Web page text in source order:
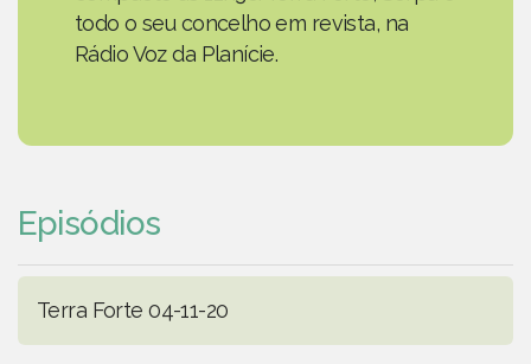
todo o seu concelho em revista, na
Rádio Voz da Planície.
Episódios
Terra Forte 04-11-20